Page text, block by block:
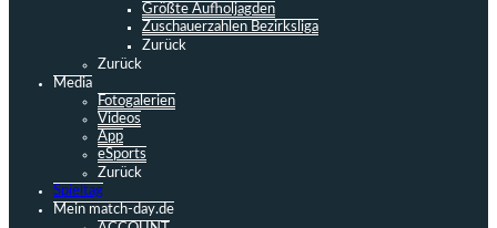
Größte Aufholjagden
Zuschauerzahlen Bezirksliga
Zurück
Zurück
Media
Fotogalerien
Videos
App
eSports
Zurück
Spieltag
Mein match-day.de